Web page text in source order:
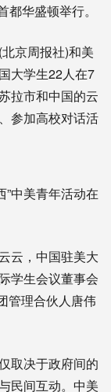
华盛顿举行。
京周报社)和美
大学生22人在7
拉市和中国的云
参加高校对话活
”中美青年活动在
云，中国驻美大
学生会议董事会
管理合伙人唐伟
取决于政府间的
民间互动。中美